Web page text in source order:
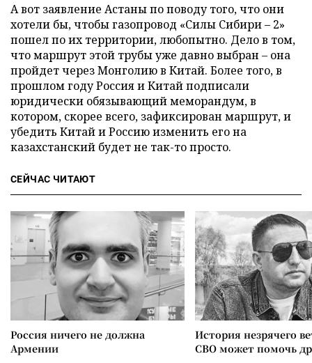
А вот заявление Астаны по поводу того, что они
хотели бы, чтобы газопровод «Силы Сибири – 2»
пошел по их территории, любопытно. Дело в том,
что маршрут этой трубы уже давно выбран – она
пройдет через Монголию в Китай. Более того, в
прошлом году Россия и Китай подписали
юридически обязывающий меморандум, в
котором, скорее всего, зафиксирован маршрут, и
убедить Китай и Россию изменить его на
казахстанский будет не так-то просто.
СЕЙЧАС ЧИТАЮТ
Россия ничего не должна
Армении
История незрячего
СВО может помочь